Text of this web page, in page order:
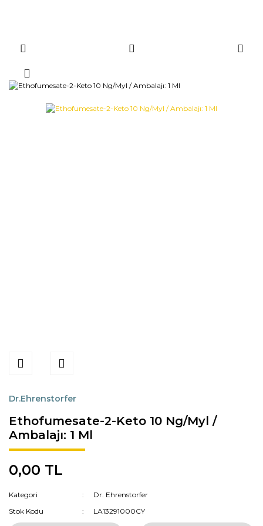
Dr.Ehrenstorfer
Ethofumesate-2-Keto 10 Ng/Myl /
Ambalajı: 1 Ml
0,00 TL
Kategori
Dr. Ehrenstorfer
Stok Kodu
LA13291000CY